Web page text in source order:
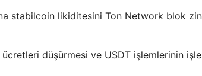
stabilcoin likiditesini Ton Network blok
ücretleri düşürmesi ve USDT işlemlerinin